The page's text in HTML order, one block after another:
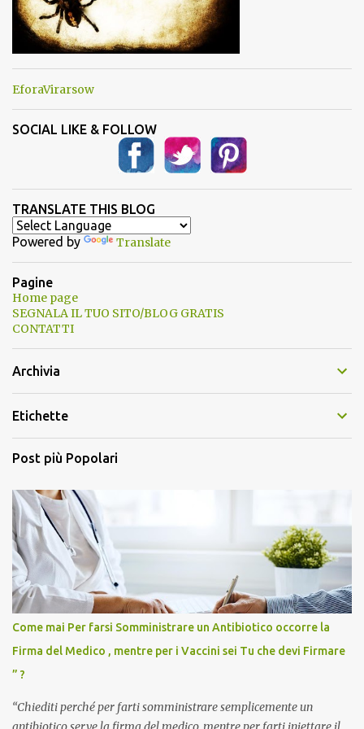
EforaVirarsow
SOCIAL LIKE & FOLLOW
TRANSLATE THIS BLOG
Powered by Translate
Pagine
Home page
SEGNALA IL TUO SITO/BLOG GRATIS
CONTATTI
Archivia
Etichette
Post più Popolari
Come mai Per farsi Somministrare un Antibiotico occorre la
Firma del Medico , mentre per i Vaccini sei Tu che devi Firmare
” ?
“Chiediti perché per farti somministrare semplicemente un